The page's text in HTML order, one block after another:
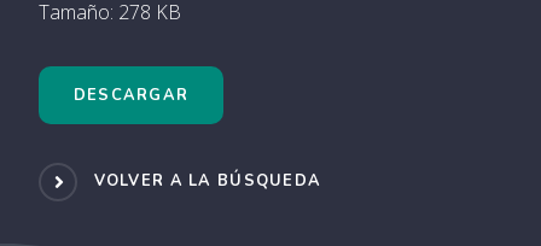
Tamaño: 278 KB
DESCARGAR
VOLVER A LA BÚSQUEDA